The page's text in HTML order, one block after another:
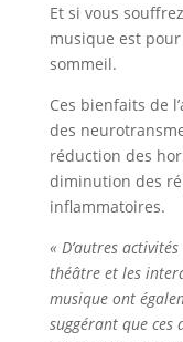
Et si vous
musique est
sommeil.
Ces bienfaits de
des
réduction des
diminution des
inflammatoires.
« D’autres
théâtreet les
musique ont
suggérant que ces